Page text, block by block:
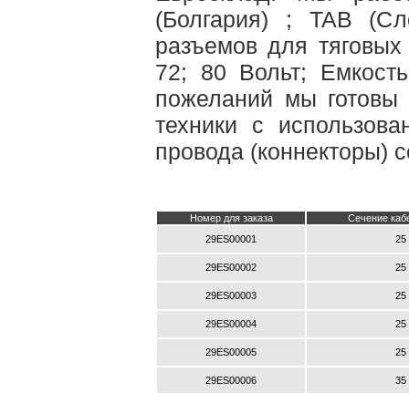
(Болгария) ; TAB
разъемов для
72; 80 Вольт;
пожеланий мы готовы
техники с
провода (коннекторы)
Номер для заказа
Сечение
29ES00001
25
29ES00002 25
29ES00003 25
29ES00004 25
29ES00005 25
29ES00006 35